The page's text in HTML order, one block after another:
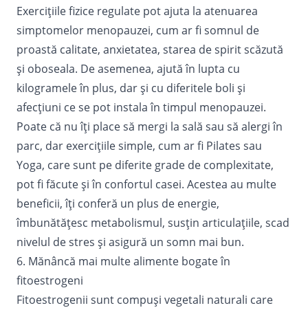
Exercițiile fizice regulate pot ajuta la atenuarea
simptomelor menopauzei, cum ar fi somnul de
proastă calitate, anxietatea, starea de spirit scăzută
și oboseala. De asemenea, ajută în lupta cu
kilogramele în plus, dar și cu diferitele boli și
afecțiuni ce se pot instala în timpul menopauzei.
Poate că nu îți place să mergi la sală sau să alergi în
parc, dar exercițiile simple, cum ar fi Pilates sau
Yoga, care sunt pe diferite grade de complexitate,
pot fi făcute și în confortul casei. Acestea au multe
beneficii, îți conferă un plus de energie,
îmbunătățesc metabolismul, susțin articulațiile, scad
nivelul de stres și asigură un somn mai bun.
6. Mănâncă mai multe alimente bogate în
fitoestrogeni
Fitoestrogenii sunt compuși vegetali naturali care